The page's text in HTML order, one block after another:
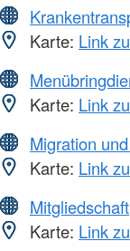
Karte: Link
Karte: Link
Migration
Karte: Link
Mitgliedschaft
Karte: Link